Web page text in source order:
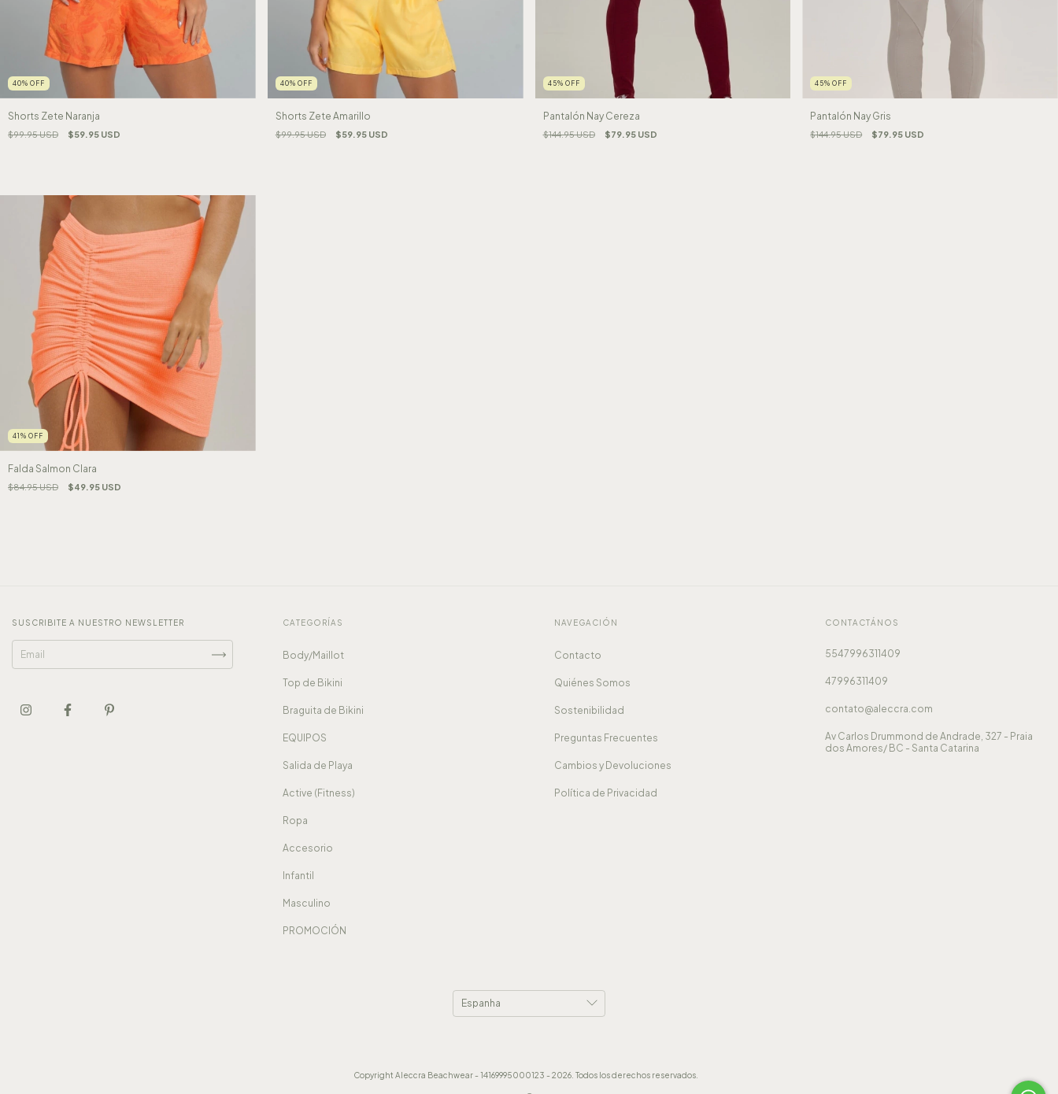
40% OFF
Shorts Zete Naranja
$99.95 USD $59.95 USD
40% OFF
Shorts Zete Amarillo
$99.95 USD $59.95 USD
45% OFF
Pantalón Nay Cereza
$144.95 USD $79.95 USD
45%OFF
Pantalón Nay Gris
$144.95 USD $79.95 USD
41 % OFF
Falda Salmon Clara
$84.95 USD $49.95 USD
SUSCRIBITE A NUESTRO NEWSLETTER CATEGORÍAS
Body/Maillot
Top de Bikini
Braguita de Bikini
EQUIPOS
Salida de Playa
Active (Fitness)
Ropa
Accesorio
Infantil
Masculino
PROMOCIÓN
NAVEGACIÓN
Contacto
Quiénes Somos
Sostenibilidad
Preguntas Frecuentes
Cambios y Devoluciones
Política de Privacidad
CONTACTÁNOS
5547996311409
47996311409
contato@aleccra.com
Av Carlos Drummond de Andrade, 327 - Praia
dos Amores/ BC - Santa Catarina
Copyright Aleccra Beachwear - 14169995000123 - 2026. Todos los derechos reservados.